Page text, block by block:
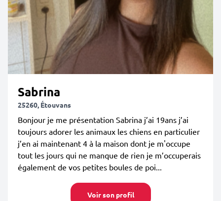
Sabrina
25260, Étouvans
Bonjour je me présentation Sabrina j’ai 19ans j’ai
toujours adorer les animaux les chiens en particulier
j’en ai maintenant 4 à la maison dont je m'occupe
tout les jours qui ne manque de rien je m’occuperais
également de vos petites boules de poi...
Voir son profil